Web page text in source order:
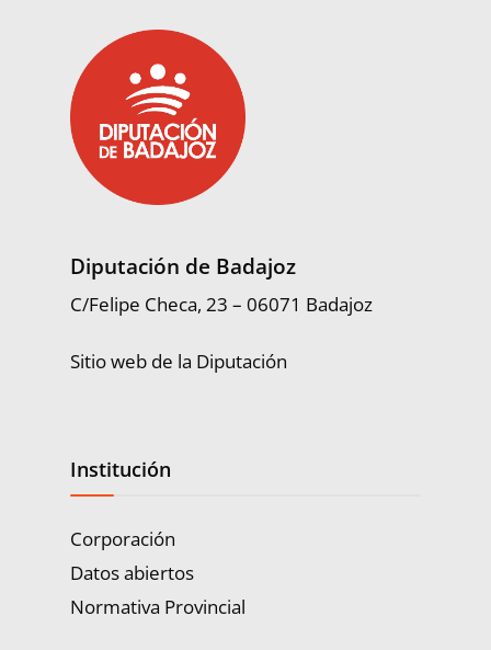
Diputación de Badajoz
C/Felipe Checa, 23 – 06071 Badajoz
Sitio web de la Diputación
Institución
Corporación
Datos abiertos
Normativa Provincial